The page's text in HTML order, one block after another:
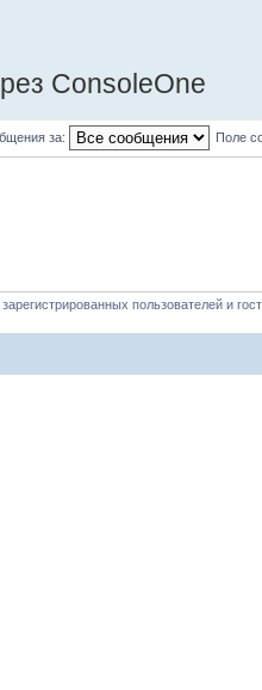
ConsoleOne
за: Поле
пользователей и